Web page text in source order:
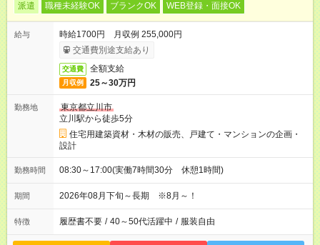
派遣 職種未経験OK ブランクOK WEB登録・面接OK
給与
時給1700円 月収例 255,000円
交通費別途支給あり
交通費 全額支給
月収例 25～30万円
勤務地
東京都立川市
立川駅から徒歩5分
住宅用建築資材・木材の販売、戸建て・マンションの企画・
設計
勤務時間 08:30～17:00(実働7時間30分 休憩1時間)
期間 2026年08月下旬～長期 ※8月～！
特徴 履歴書不要 / 40～50代活躍中 / 服装自由